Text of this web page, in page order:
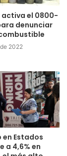
activa el 0800-
denunciar
2022
en Estados
a 4,6% en